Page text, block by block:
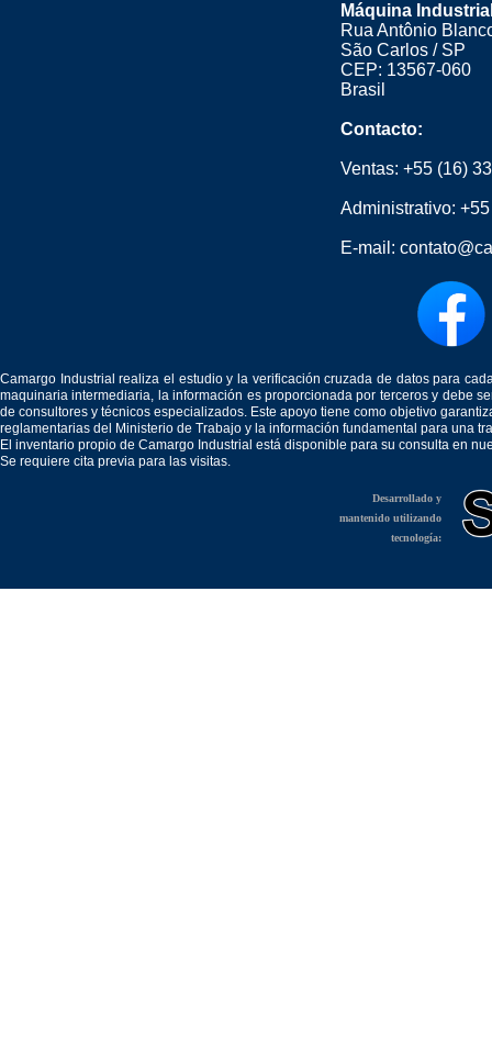
Máquina
Rua Antônio
São Carlos / SP
CEP: 13567-060
Brasil
Contacto:
Ventas: +55 (16)
Administrativo:
E-mail:
Camargo Industrial realiza el estudio y la verificación cruzada de datos para
maquinaria intermediaria, la información es proporcionada por terceros y debe
de consultores y técnicos especializados. Este apoyo tiene como objetivo
reglamentarias del Ministerio de Trabajo y la información fundamental para una
El inventario propio de Camargo Industrial está disponible para su consulta en
Se requiere cita previa para las visitas.
Desarrollado y
mantenido utilizando
tecnología: